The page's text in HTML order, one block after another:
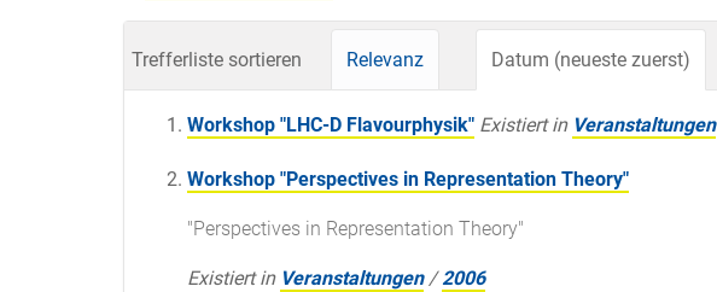
Trefferliste sortieren Relevanz Datum (neueste zuerst)
Workshop "LHC-D Flavourphysik" Existiert in Veranstaltungen
Workshop "Perspectives in Representation Theory"
"Perspectives in Representation Theory"
Existiert in Veranstaltungen /2006